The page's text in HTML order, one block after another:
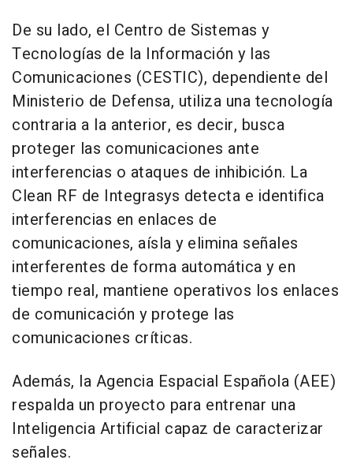
De su lado, el Centro de Sistemas y
Tecnologías de la Información y las
Comunicaciones (CESTIC), dependiente del
Ministerio de Defensa, utiliza una tecnología
contraria a la anterior, es decir, busca
proteger las comunicaciones ante
interferencias o ataques de inhibición. La
Clean RF de Integrasys detecta e identifica
interferencias en enlaces de
comunicaciones, aísla y elimina señales
interferentes de forma automática y en
tiempo real, mantiene operativos los enlaces
de comunicación y protege las
comunicaciones críticas.
Además, la Agencia Espacial Española (AEE)
respalda un proyecto para entrenar una
Inteligencia Artificial capaz de caracterizar
señales.